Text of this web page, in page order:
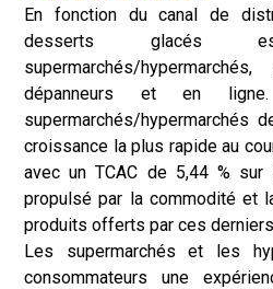
En fonction du canal de
desserts glacés
supermarchés/
dépanneurs et en
supermarchés/hypermarchés
croissance la plus rapide au
avec un TCAC de 5,44 %
propulsé par la commodité et
produits offerts par ces
Les supermarchés et les
consommateurs une